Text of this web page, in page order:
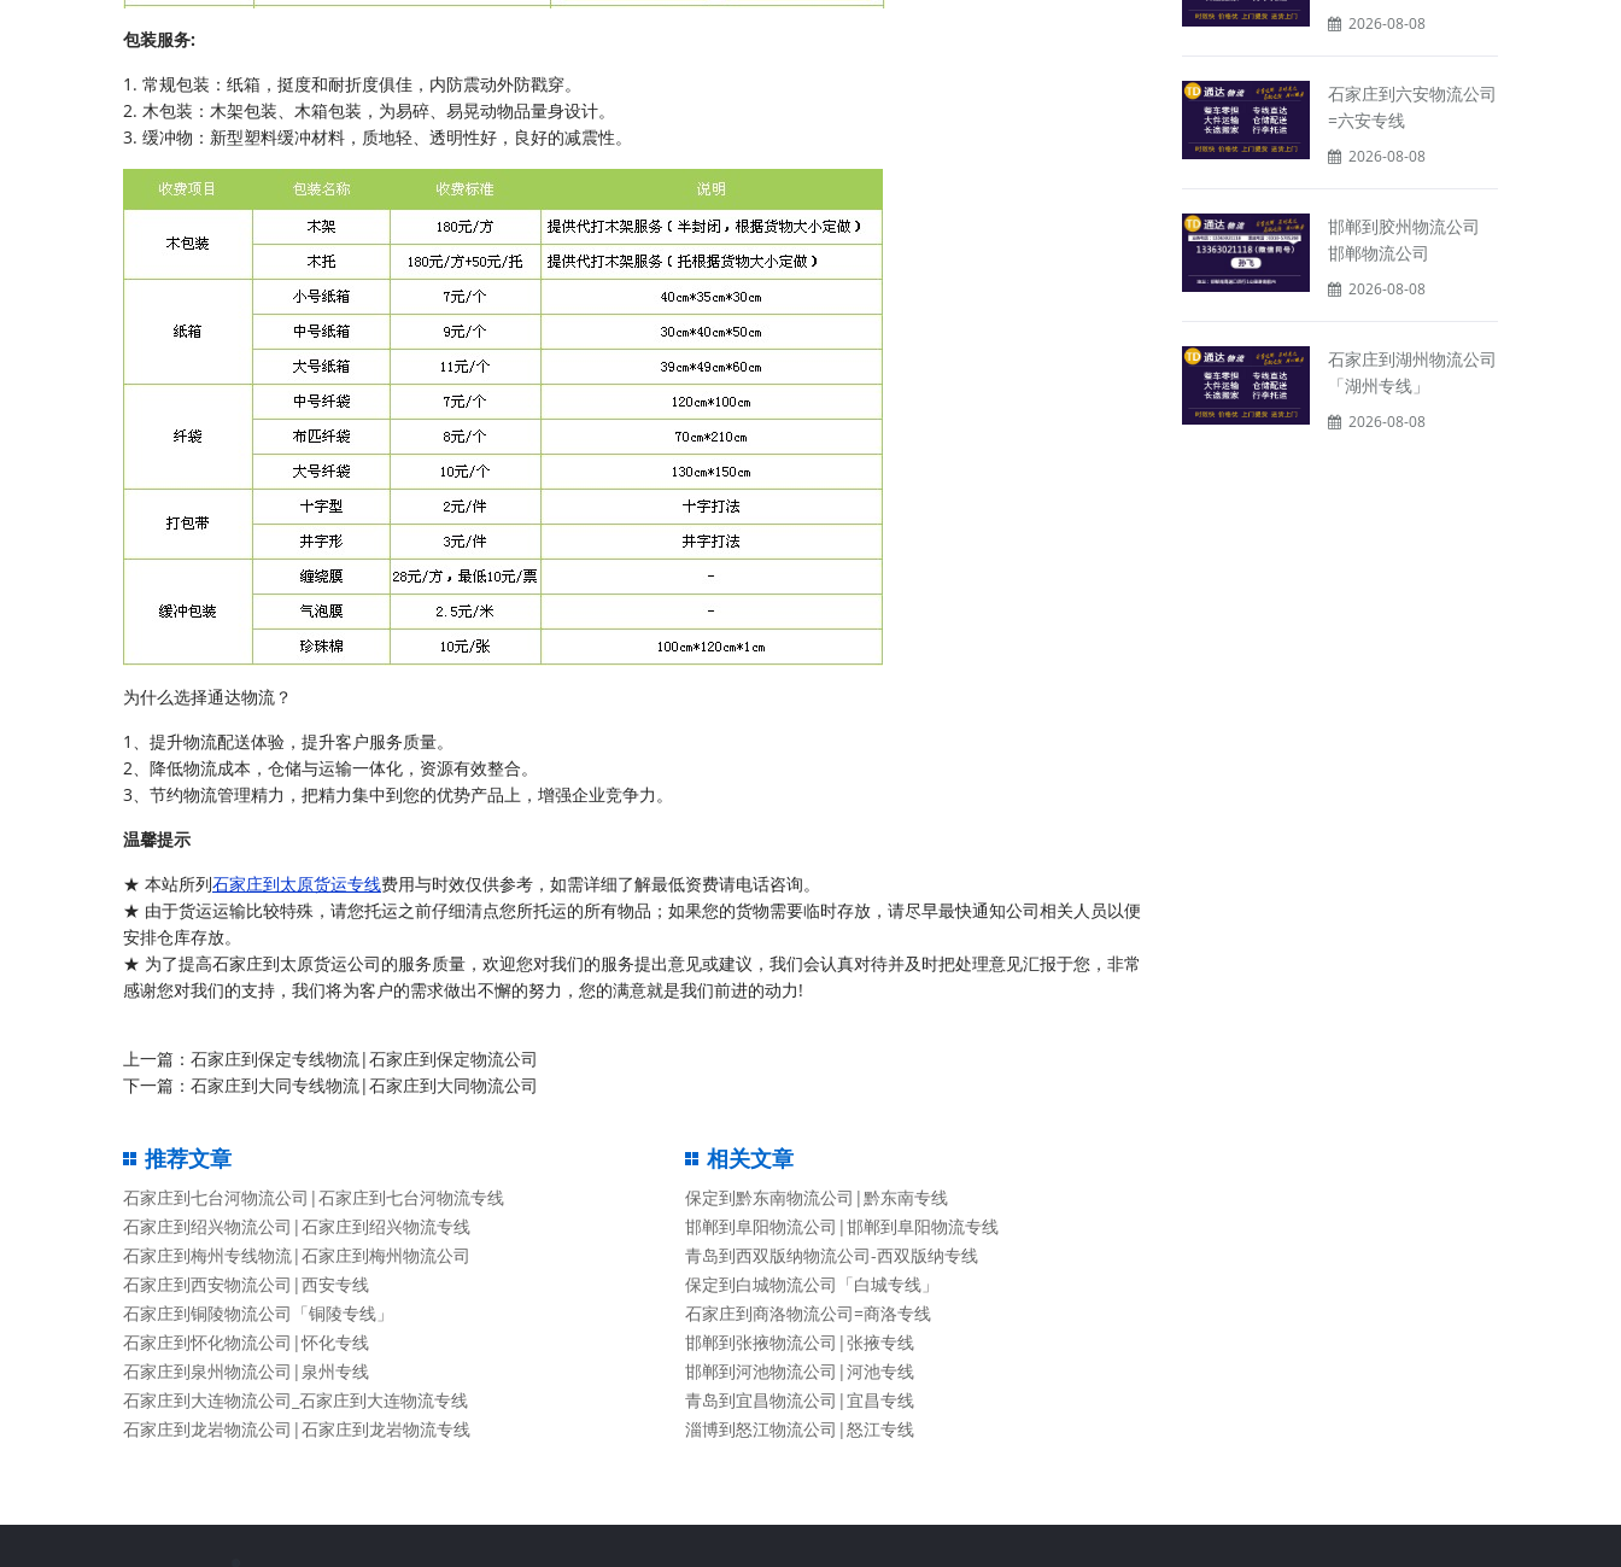
包装服务:
1. 常规包装：纸箱，挺度和耐折度俱佳，内防震动外防戳穿。
2. 木包装：木架包装、木箱包装，为易碎、易晃动物品量身设计。
3. 缓冲物：新型塑料缓冲材料，质地轻、透明性好，良好的减震性。
为什么选择通达物流？
1、提升物流配送体验，提升客户服务质量。
2、降低物流成本，仓储与运输一体化，资源有效整合。
3、节约物流管理精力，把精力集中到您的优势产品上，增强企业竞争力。
温馨提示
★ 本站所列石家庄到太原货运专线费用与时效仅供参考，如需详细了解最低资费请电话咨询。
★ 由于货运运输比较特殊，请您托运之前仔细清点您所托运的所有物品；如果您的货物需要临时存放，请尽早最快通知公司相关人员以便
安排仓库存放。
★ 为了提高石家庄到太原货运公司的服务质量，欢迎您对我们的服务提出意见或建议，我们会认真对待并及时把处理意见汇报于您，非常
感谢您对我们的支持，我们将为客户的需求做出不懈的努力，您的满意就是我们前进的动力!
上一篇： 石家庄到保定专线物流|石家庄到保定物流公司
下一篇： 石家庄到大同专线物流|石家庄到大同物流公司
推荐文章
石家庄到七台河物流公司|石家庄到七台河物流专线
石家庄到绍兴物流公司|石家庄到绍兴物流专线
石家庄到梅州专线物流|石家庄到梅州物流公司
石家庄到西安物流公司|西安专线
石家庄到铜陵物流公司「铜陵专线」
石家庄到怀化物流公司|怀化专线
石家庄到泉州物流公司|泉州专线
石家庄到大连物流公司_石家庄到大连物流专线
石家庄到龙岩物流公司|石家庄到龙岩物流专线
相关文章
保定到黔东南物流公司|黔东南专线
邯郸到阜阳物流公司|邯郸到阜阳物流专线
青岛到西双版纳物流公司-西双版纳专线
保定到白城物流公司「白城专线」
石家庄到商洛物流公司=商洛专线
邯郸到张掖物流公司|张掖专线
邯郸到河池物流公司|河池专线
青岛到宜昌物流公司|宜昌专线
淄博到怒江物流公司|怒江专线
2026-08-08
石家庄到六安物流公司
=六安专线
2026-08-08
邯郸到胶州物流公司
邯郸物流公司
2026-08-08
石家庄到湖州物流公司
「湖州专线」
2026-08-08